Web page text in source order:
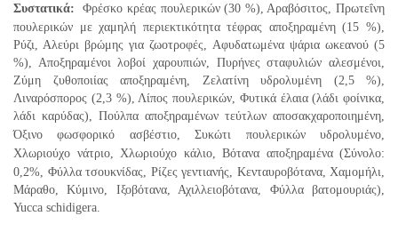
Συστατικά:Φρέσκο κρέας πουλερικών (30 %), Αραβόσιτος, Πρωτεΐνη
πουλερικών με χαμηλή περιεκτικότητα τέφρας αποξηραμένη (15 %),
Ρύζι, Αλεύρι βρώμης για ζωοτροφές, Aφυδατωμένα ψάρια ωκεανού (5
%), Αποξηραμένοι λοβοί χαρουπιών, Πυρήνες σταφυλιών αλεσμένοι,
Ζύμη ζυθοποιίας αποξηραμένη, Ζελατίνη υδρολυμένη (2,5 %),
Λιναρόσπορος (2,3 %), Λίπος πουλερικών, Φυτικά έλαια (λάδι φοίνικα,
λάδι καρύδας), Πούλπα αποξηραμένων τεύτλων αποσακχαροποιημένη,
Όξινο φωσφορικό ασβέστιο,Συκώτι πουλερικών υδρολυμένο,
Χλωριούχο νάτριο, Χλωριούχο κάλιο, Βότανα αποξηραμένα (Σύνολο:
0,2%, Φύλλα τσουκνίδας, Ρίζες γεντιανής, Κενταυροβότανα, Χαμομήλι,
Μάραθο, Κύμινο, Ιξοβότανα, Αχιλλειοβότανα, Φύλλα βατομουριάς),
Yucca schidigera.